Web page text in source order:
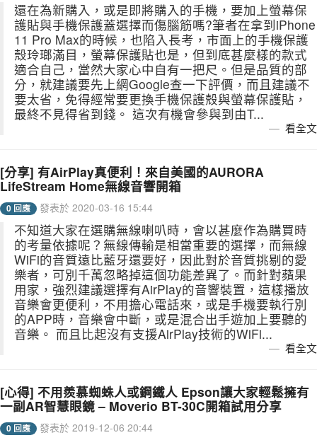
還在為新購入，或是即將購入的手機，要加上螢幕保
護貼與手機保護蓋選擇而傷腦筋嗎?筆者在拿到iPhone
11 Pro Max的時候，也陷入長考，市面上的手機保護
殼玲瑯滿目，螢幕保護貼也是，但到底甚麼樣的款式
適合自己，當然大家心中自有一把尺。但是品質的部
分，就建議要先上網Google查一下評價，而且建議不
要太省，免得經常要更換手機保護殼與螢幕保護貼，
最終不見得省到錢。 這次有機會參與到由T...
看全文
[分享] 有AirPlay真便利！來自美國的AURORA
LifeStream Home無線音響開箱
0 回應 發表於 2020-03-16 15:44
不知道大家在選購無線喇叭時，會以甚麼作為購買時
的考量依據呢？無線傳輸是相當重要的選擇，而無線
WiFi的音質遠比藍牙還要好，因此對於音質挑剔的愛
樂者，可別千萬忽略掉這個功能差異了。而針對蘋果
用家，強烈建議選擇有AirPlay的音響裝置，這樣播放
音樂會更便利，不用擔心電話來，或是手機要執行別
的APP時，音樂會中斷，或是混合出手遊加上要聽的
音樂。 而且比起沒有支援AirPlay技術的WiFi...
看全文
[心得] 不用羨慕蜘蛛人或鋼鐵人 Epson讓大家輕鬆擁有
一副AR智慧眼鏡 – Moverio BT-30C開箱試用分享
0 回應 發表於 2019-12-06 20:44